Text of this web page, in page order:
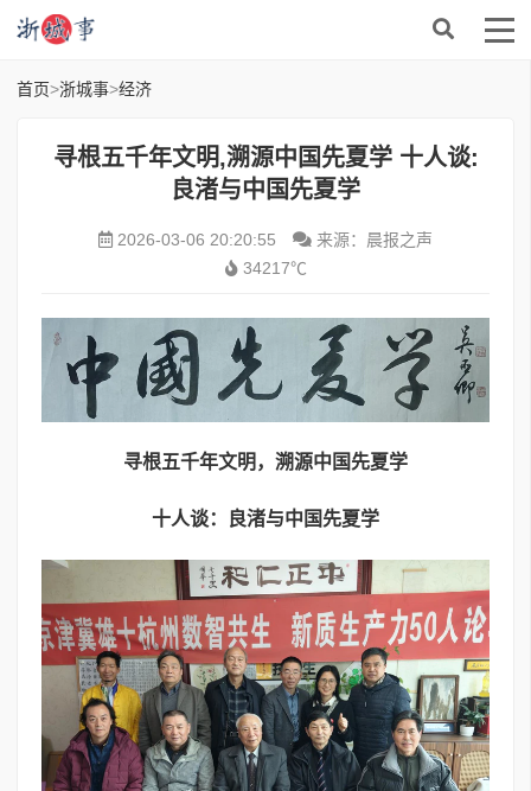
首页>浙城事>经济
寻根五千年文明,溯源中国先夏学 十人谈:
良渚与中国先夏学
2026-03-06 20:20:55
来源：晨报之声
34217℃
寻根五千年文明， 溯源中 国先夏学
十人谈：良渚与中国先夏学